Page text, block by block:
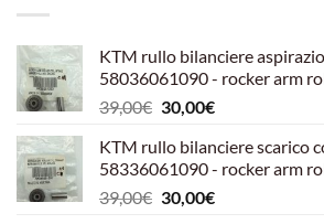
KTM rullo bilanciere
58036061090 - rocker arm
39,00€ Il
originale
era:
39,00€.
30,00€Il
attuale
è:
30,00€.
KTM rullo bilanciere scarico
58336061090 - rocker arm
39,00€ Il
30,00€Il